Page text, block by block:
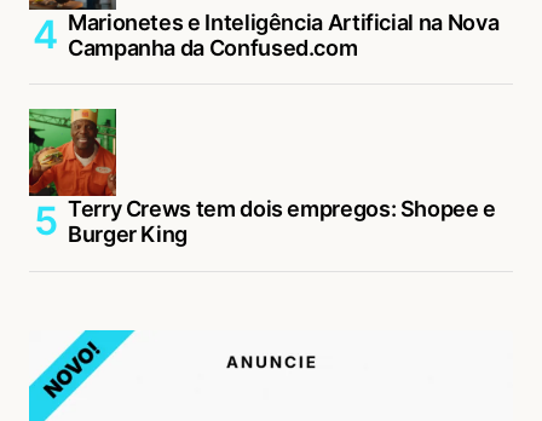
Marionetes e Inteligência Artificial na Nova
Campanha da Confused.com
Terry Crews tem dois empregos: Shopee e
Burger King